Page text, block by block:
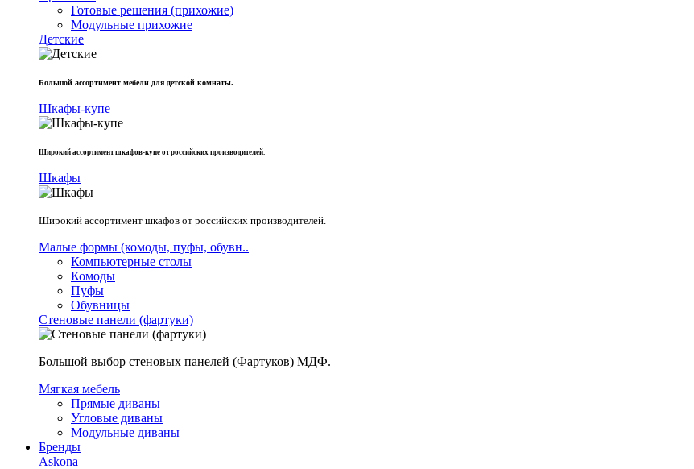
Готовые решения (прихожие)
Модульные прихожие
Детские
Большой ассортимент мебели для детской комнаты.
Шкафы-купе
Широкий ассортимент шкафов-купе от российских производителей.
Шкафы
Широкий ассортимент шкафов от российских производителей.
Малые формы (комоды, пуфы, обувн..
Компьютерные столы
Комоды
Пуфы
Обувницы
Стеновые панели (фартуки)
Большой выбор стеновых панелей (Фартуков) МДФ.
Мягкая мебель
Прямые диваны
Угловые диваны
Модульные диваны
Бренды
Askona